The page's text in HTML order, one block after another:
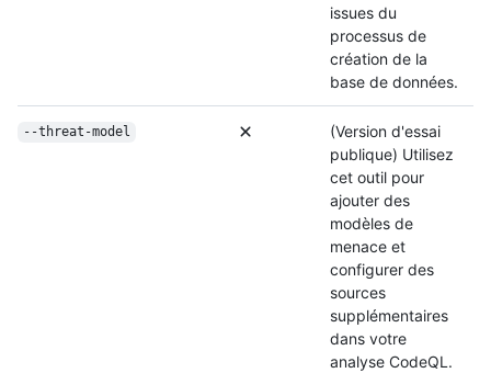
issues du
processus de
création de la
base de données.
--threat-model
(Version d'essai
publique) Utilisez
cet outil pour
ajouter des
modèles de
menace et
configurer des
sources
supplémentaires
dans votre
analyse CodeQL.